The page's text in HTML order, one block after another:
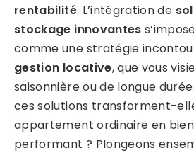
rentabilité. L’intégration de
stockage innovantes
comme une stratégie
gestion locative, que vous
saisonnière ou de longue
ces solutions transforment-
appartement ordinaire en
performant ? Plongeons